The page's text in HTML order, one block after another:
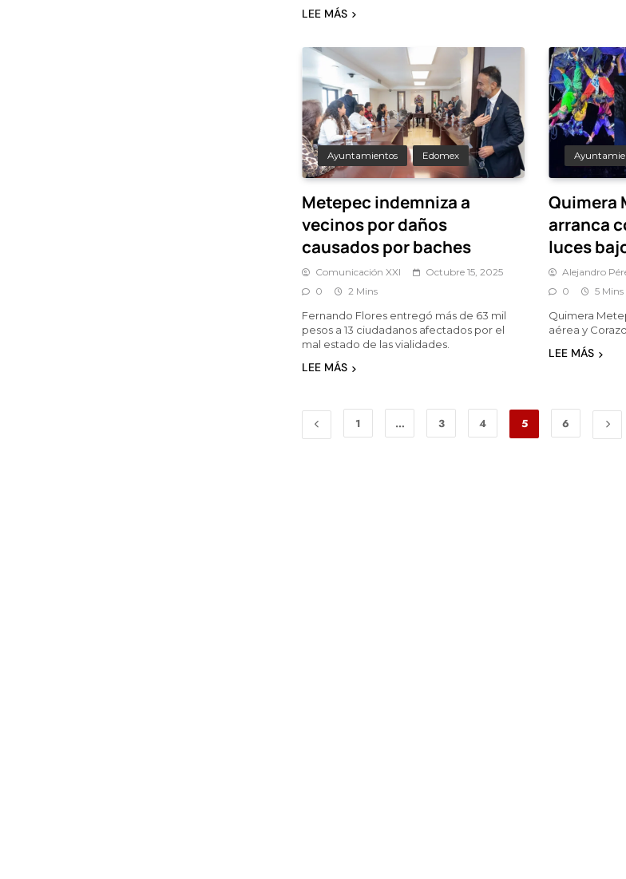
LEE MÁS
Ayuntamientos Edomex
Metepec indemniza a
vecinos por daños
causados por baches
Comunicación XXI
Octubre 15, 2025
0
2 Mins
Fernando Flores entregó más de 63 mil
pesos a 13 ciudadanos afectados por el
mal estado de las vialidades.
LEE MÁS
Quimera
arranca
luces
Alejandro
0
5 Mins
Quimera
aérea y
LEE MÁS
1 … 3 4 5 6